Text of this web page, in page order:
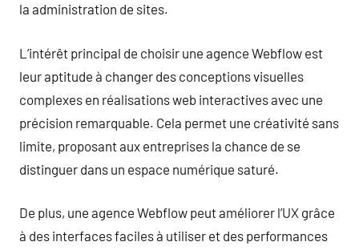
la administration de sites.
L’intérêt principal de choisir une agence Webflow est
leur aptitude à changer des conceptions visuelles
complexes en réalisations web interactives avec une
précision remarquable. Cela permet une créativité sans
limite, proposant aux entreprises la chance de se
distinguer dans un espace numérique saturé.
De plus, une agence Webflow peut améliorer l’UX grâce
à des interfaces faciles à utiliser et des performances